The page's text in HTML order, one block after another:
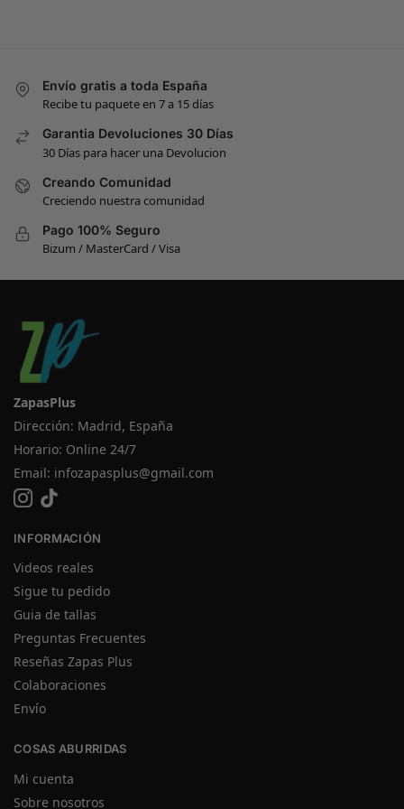
Envío gratis a toda España
Recibe tu paquete en 7 a 15 días
Garantia Devoluciones 30 Días
30 Días para hacer una Devolucion
Creando Comunidad
Creciendo nuestra comunidad
Pago 100% Seguro
Bizum / MasterCard / Visa
ZapasPlus
Dirección: Madrid, España
Horario: Online 24/7
Email: infozapasplus@gmail.com
INFORMACIÓN
Videos reales
Sigue tu pedido
Guia de tallas
Preguntas Frecuentes
Reseñas Zapas Plus
Colaboraciones
Envío
COSAS ABURRIDAS
Mi cuenta
Sobre nosotros